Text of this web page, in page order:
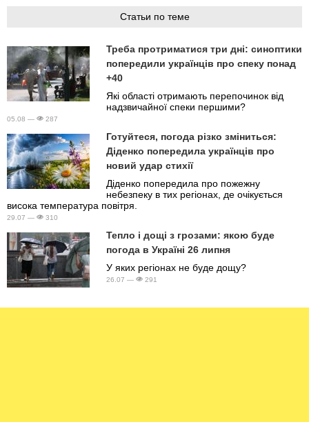
Статьи по теме
Треба протриматися три дні: синоптики
попередили українців про спеку понад
+40
Які області отримають перепочинок від
надзвичайної спеки першими?
05.08 — 287
Готуйтеся, погода різко зміниться:
Діденко попередила українців про
новий удар стихії
Діденко попередила про пожежну
небезпеку в тих регіонах, де очікується
висока температура повітря.
29.07 — 310
Тепло і дощі з грозами: якою буде
погода в Україні 26 липня
У яких регіонах не буде дощу?
26.07 — 291